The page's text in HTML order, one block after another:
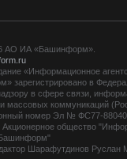
АО ИА «Башинформ».
«Информационное
зарегистрировано в
в сфере связи,
и массовых коммуникаций
номер Эл № ФС77-88040
Акционерное общество
Шарафутдинов Руслан